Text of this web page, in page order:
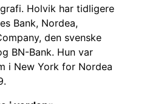
Holvik har tidligere
Bank, Nordea,
den svenske
BN-Bank. Hun var
i New York for Nordea